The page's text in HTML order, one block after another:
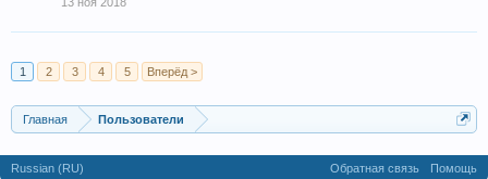
1 2 3 4 5 Вперёд >
Главная Пользователи
Russian (RU) Обратная связь Помощь